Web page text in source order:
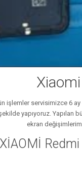
işlemler servisimizce 6
yapıyoruz.
ekran
XİAOMİ